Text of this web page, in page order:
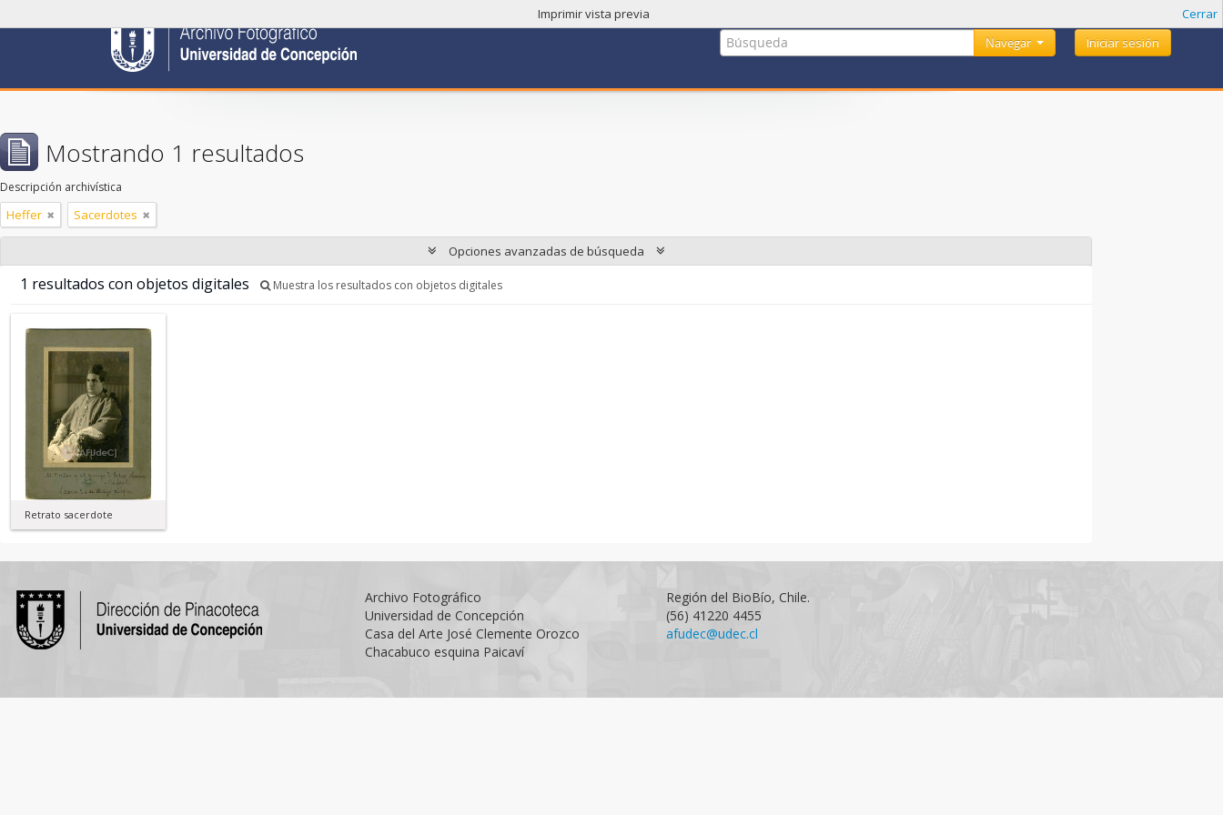
Iniciar sesión
Navegar
Imprimir vista previa Cerrar
Mostrando 1 resultados
Descripción archivística
Heffer Sacerdotes
Opciones avanzadas de búsqueda
1 resultados con objetos digitales Muestra los resultados con objetos digitales
Retrato sacerdote
Archivo Fotográfico
Universidad de Concepción
Casa del Arte José Clemente Orozco
Chacabuco esquina Paicaví
Región del BioBío, Chile.
(56) 41220 4455
afudec@udec.cl